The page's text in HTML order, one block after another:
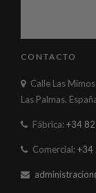
CONTACTO
Calle Las
Las Palmas.
Fábrica:+34
Comercial:+34